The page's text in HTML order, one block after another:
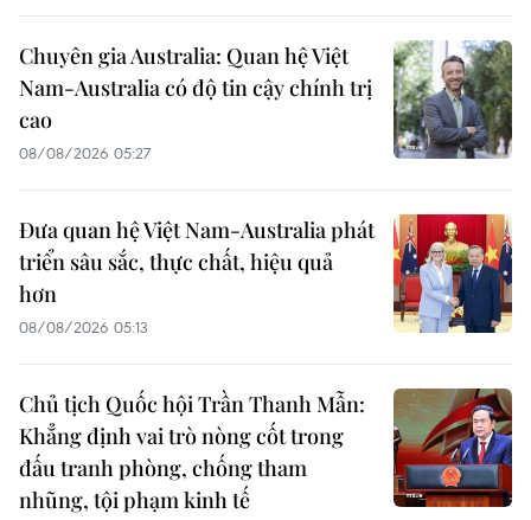
Chuyên gia Australia: Quan hệ Việt
Nam-Australia có độ tin cậy chính trị
cao
08/08/2026 05:27
Đưa quan hệ Việt Nam-Australia phát
triển sâu sắc, thực chất, hiệu quả
hơn
08/08/2026 05:13
Chủ tịch Quốc hội Trần Thanh Mẫn:
Khẳng định vai trò nòng cốt trong
đấu tranh phòng, chống tham
nhũng, tội phạm kinh tế